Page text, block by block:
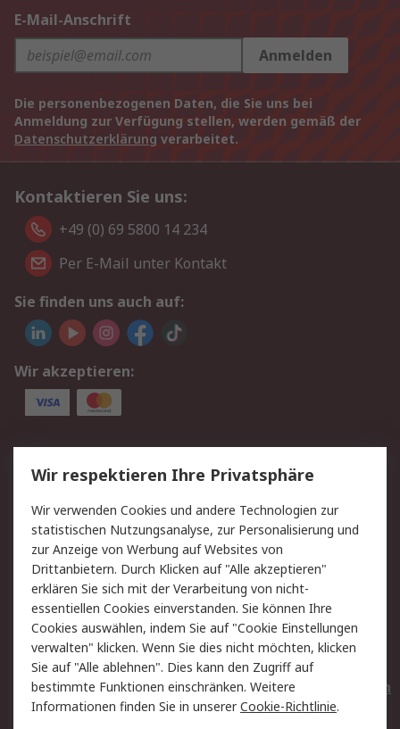
E-Mail-Anschrift
Anmelden
Die personenbezogenen Daten, die Sie uns bei
Anmeldung zur Verfügung stellen, werden gemäß der
Datenschutzerklärung verarbeitet.
Kontaktieren Sie uns:
+49 (0) 69 5800 14 234
Per E-Mail unter Kontakt
Sie finden uns auch auf:
Wir akzeptieren:
Service
Value Added Services
Lieferlösungen
Rücksendungen
Kontakt
Hilfe
Privatkunden
Rechtliches
AGB
Datenschutz
Cookie-Richtlinie
Zahlungsbedingungen
Copyright/Impressum
Entsorgung
Elektrogeräte/Batterien
Wir respektieren Ihre Privatsphäre
Wir verwenden Cookies und andere Technologien zur
statistischen Nutzungsanalyse, zur Personalisierung und
zur Anzeige von Werbung auf Websites von
Drittanbietern. Durch Klicken auf "Alle akzeptieren"
erklären Sie sich mit der Verarbeitung von nicht-
essentiellen Cookies einverstanden. Sie können Ihre
Cookies auswählen, indem Sie auf "Cookie Einstellungen
verwalten" klicken. Wenn Sie dies nicht möchten, klicken
Sie auf "Alle ablehnen". Dies kann den Zugriff auf
bestimmte Funktionen einschränken. Weitere
Informationen finden Sie in unsererCookie-Richtlinie.